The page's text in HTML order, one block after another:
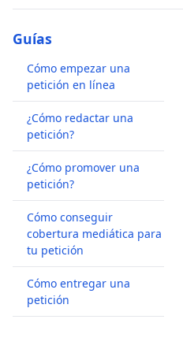
Guías
Cómo empezar una
petición en línea
¿Cómo redactar una
petición?
¿Cómo promover una
petición?
Cómo conseguir
cobertura mediática para
tu petición
Cómo entregar una
petición